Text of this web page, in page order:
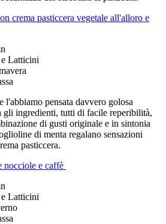
crema pasticcera vegetale all'alloro e
Latticini
l'abbiamo pensata davvero golosa
gli ingredienti, tutti di facile reperibilità,
di gusti originale e in sintonia
di menta regalano sensazioni
pasticcera.
nocciole e caffè
Latticini